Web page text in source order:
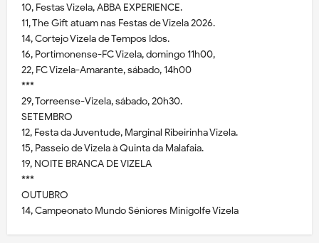
10, Festas Vizela, ABBA EXPERIENCE.
11, The Gift atuam nas Festas de Vizela 2026.
14, Cortejo Vizela de Tempos Idos.
16, Portimonense-FC Vizela, domingo 11h00,
22, FC Vizela-Amarante, sábado, 14h00
***
29, Torreense-Vizela, sábado, 20h30.
SETEMBRO
12, Festa da Juventude, Marginal Ribeirinha Vizela.
15, Passeio de Vizela à Quinta da Malafaia.
19, NOITE BRANCA DE VIZELA
***
OUTUBRO
14, Campeonato Mundo Séniores Minigolfe Vizela